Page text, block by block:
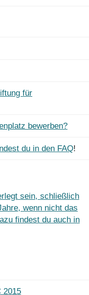
für
bewerben?
du in den FAQ!
sein, schließlich
wenn nicht das
findest du auch in
2015